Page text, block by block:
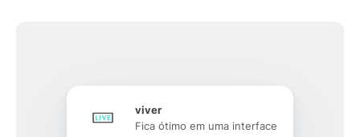
viver
Fica ótimo em uma interface